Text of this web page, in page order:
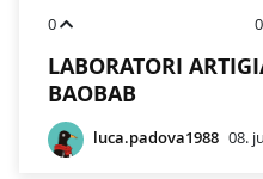
0 0
LABORATORI
BAOBAB
luca.padova1988 08.